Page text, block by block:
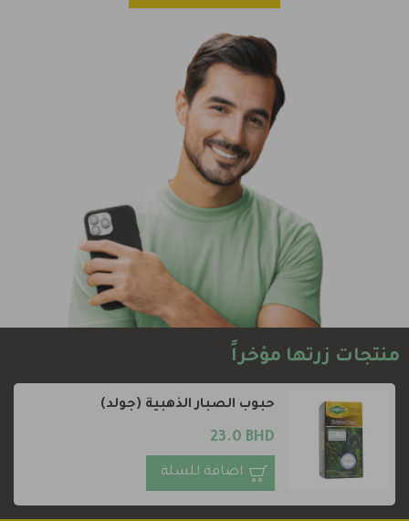
منتجات زرتها مؤخراً
حبوب الصبار الذهبية (جولد)
23.0 BHD
اضافة للسلة